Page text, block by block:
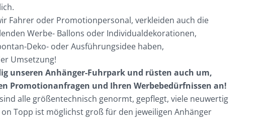
Fahrer oder Promotionpersonal, verkleiden auch die
Werbe- Ballons oder Individualdekorationen,
Deko- oder Ausführungsidee haben,
Umsetzung!
unseren Anhänger-Fuhrpark und rüsten auch um,
Promotionanfragen und Ihren Werbebedürfnissen an!
alle größentechnisch genormt, gepflegt, viele neuwertig
Topp ist möglichst groß für den jeweiligen Anhänger